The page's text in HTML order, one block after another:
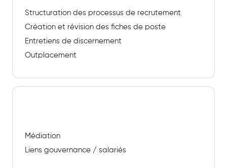
Structuration des processus de recrutement
Création et révision des fiches de poste
Entretiens de discernement
Outplacement
Médiation
Liens gouvernance / salariés